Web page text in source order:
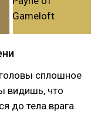
сплошное
видишь, что
до тела врага.